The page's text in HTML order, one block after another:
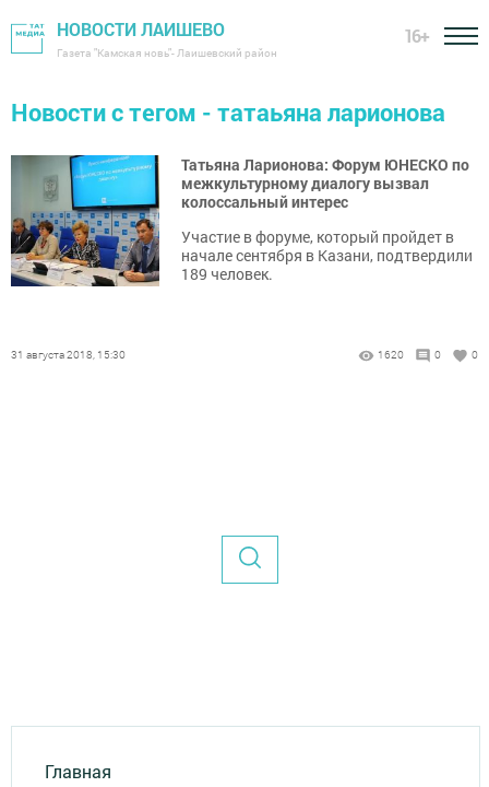
НОВОСТИ ЛАИШЕВО
Газета "Камская новь"- Лаишевский район
16+
Новости с тегом - татаьяна ларионова
Татьяна Ларионова: Форум ЮНЕСКО по
межкультурному диалогу вызвал
колоссальный интерес
Участие в форуме, который пройдет в
начале сентября в Казани, подтвердили
189 человек.
31 августа 2018, 15:30 1620 0 0
Главная